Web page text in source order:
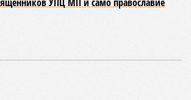
Л»: та же группа компаний-
Development, та же
Capital Group осенью 2024 года, но
года результатов, по словам дольщиков,
По
очередь ЖК строители обещают сдать к
– к марту 2028-го. Но никто при